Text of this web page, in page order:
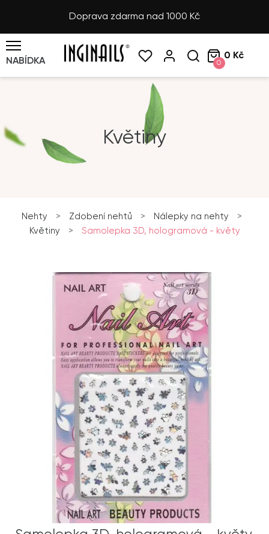
Doprava zdarma nad 1000 Kč
NABÍDKA 0
0 Kč
Květiny
Nehty > Zdobení nehtů > Nálepky na nehty
>
Květiny
> Samolepka 3D, hologramová - květy